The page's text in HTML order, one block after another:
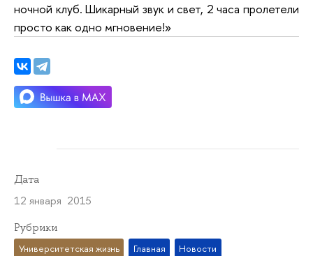
ночной клуб. Шикарный звук и свет, 2 часа пролетели
просто как одно мгновение!»
Дата
12 января 2015
Рубрики
Университетская жизнь Главная Новости